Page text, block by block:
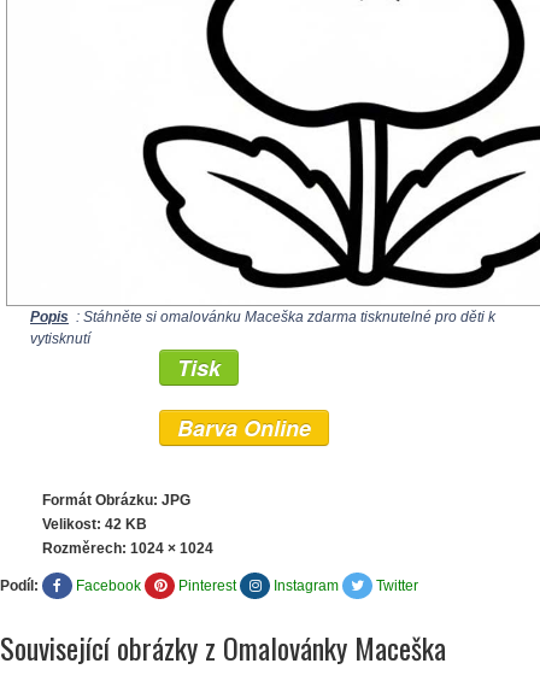
Popis : Stáhněte si omalovánku Maceška zdarma tisknutelné pro děti k
vytisknutí
Tisk
Barva Online
Formát Obrázku: JPG
Velikost: 42 KB
Rozměrech: 1024 × 1024
Podíl: Facebook Pinterest Instagram Twitter
Související obrázky z Omalovánky Maceška